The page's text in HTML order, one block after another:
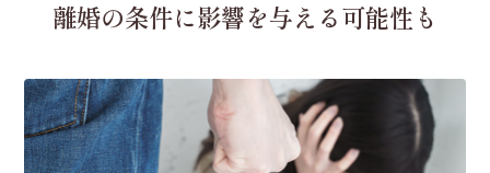
離婚の条件に影響を与える可能性も